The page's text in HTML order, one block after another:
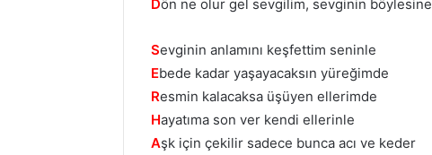
Dön ne olur gel sevgilim, sevginin böylesine
Sevginin anlamını keşfettim seninle
Ebede kadar yaşayacaksın yüreğimde
Resmin kalacaksa üşüyen ellerimde
Hayatıma son ver kendi ellerinle
Aşk için çekilir sadece bunca acı ve keder